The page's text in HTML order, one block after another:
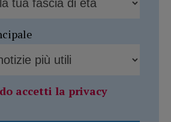
accetti la privacy